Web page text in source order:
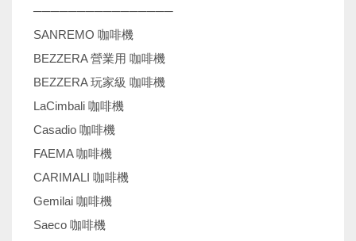
────────────────
SANREMO 咖啡機
BEZZERA 營業用 咖啡機
BEZZERA 玩家級 咖啡機
LaCimbali 咖啡機
Casadio 咖啡機
FAEMA 咖啡機
CARIMALI 咖啡機
Gemilai 咖啡機
Saeco 咖啡機